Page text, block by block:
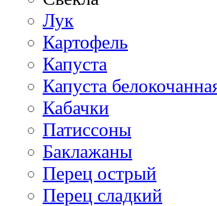
Лук
Картофель
Капуста
Капуста
Кабачки
Патиссоны
Баклажаны
Перец острый
Перец сладкий